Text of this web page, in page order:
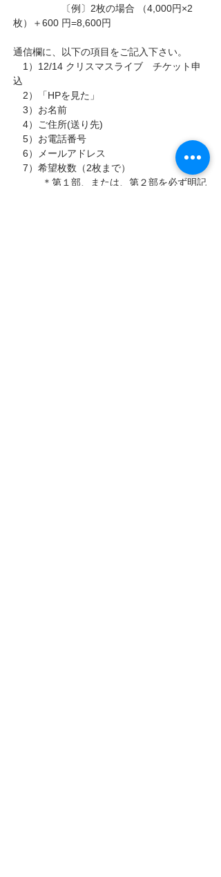
〔例〕2枚の場合 （4,000円×2
枚）＋600 円=8,600円
通信欄に、以下の項目をご記入下さい。
1）12/14 クリスマスライブ　チケット申
込
2）「HPを見た」
3）お名前
4）ご住所(送り先)
5）お電話番号
6）メールアドレス
7）希望枚数（2枚まで）
＊第１部、または、第２部を必ず明記